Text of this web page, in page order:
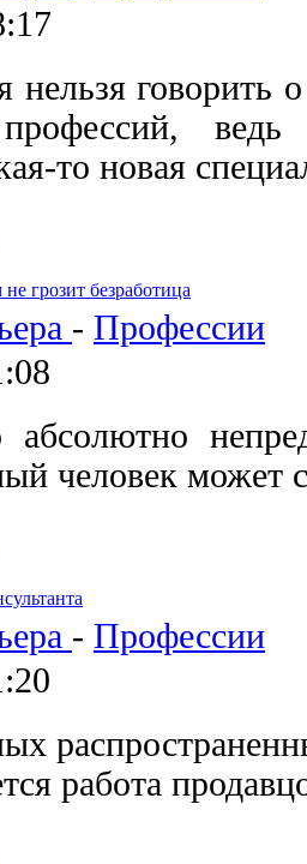
говорить
профессий,
то новая
грозит безработица
- Профессии
человек может
- Профессии
работа